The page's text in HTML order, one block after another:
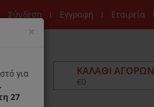
Σύνδεση Εγγραφή Εταιρεία
ΚΑΛΆΘΙ ΑΓΟΡΏΝ
€0
× Close
για
27